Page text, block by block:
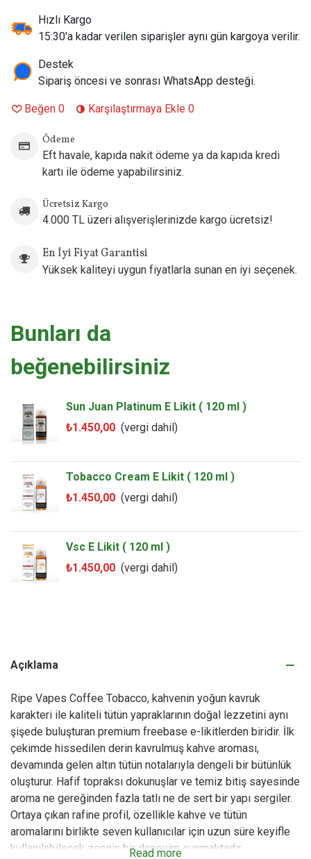
Şişe Hacmi:120 ml
Nikotin Seçenekleri:6 mg / 12 mg Freebase Nikotin
Kullanım Tipi:
Üretim Yeri:
Orijinallik:%100 Orijinal Ürün
Ripe Vapes Coffee Tobacco 120 ml, yoğun kavrulmuş kahve
lezzetini kaliteli altın tütün aromasıyla bir araya getiren
premium Amerikan freebase e-likitidir. İlk nefeste belirgin
karakteri aromaya sıcak ve dengeli bir yapı kazandırır
Hızlı Kargo
15:30'a kadar verilen siparişler aynı gün kargoya verilir.
Destek
Sipariş öncesi ve sonrası WhatsApp desteği.
Beğen 0 Karşılaştırmaya Ekle 0
Ödeme
Eft havale, kapıda nakit ödeme ya da kapıda kredi
kartı ile ödeme yapabilirsiniz.
Ücretsiz Kargo
4.000 TL üzeri alışverişlerinizde kargo ücretsiz!
En İyi Fiyat Garantisi
Yüksek kaliteyi uygun fiyatlarla sunan en iyi seçenek.
Bunları da
beğenebilirsiniz
Sun Juan Platinum E Likit ( 120 ml )
₺1.450,00 (vergi dahil)
Tobacco Cream E Likit ( 120 ml )
₺1.450,00 (vergi dahil)
Vsc E Likit ( 120 ml )
₺1.450,00 (vergi dahil)
Açıklama
Ripe Vapes Coffee Tobacco, kahvenin yoğun kavruk
karakteri ile kaliteli tütün yapraklarının doğal lezzetini aynı
şişede buluşturan premium freebase e-likitlerden biridir. İlk
çekimde hissedilen derin kavrulmuş kahve aroması,
devamında gelen altın tütün notalarıyla dengeli bir bütünlük
oluşturur. Hafif topraksı dokunuşlar ve temiz bitiş sayesinde
aroma ne gereğinden fazla tatlı ne de sert bir yapı sergiler.
Ortaya çıkan rafine profil, özellikle kahve ve tütün
aromalarını birlikte seven kullanıcılar için uzun süre keyifle
kullanılabilecek zengin bir deneyim sunmaktadır.
Read more